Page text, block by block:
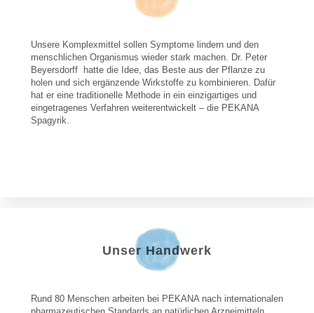
Unsere Komplexmittel sollen Symptome lindern und den
menschlichen Organismus wieder stark machen. Dr. Peter
Beyersdorff  hatte die Idee, das Beste aus der Pflanze zu
holen und sich ergänzende Wirkstoffe zu kombinieren. Dafür
hat er eine traditionelle Methode in ein einzigartiges und
eingetragenes Verfahren weiterentwickelt – die PEKANA
Spagyrik.
Unser Handwerk
Rund 80 Menschen arbeiten bei PEKANA nach internationalen